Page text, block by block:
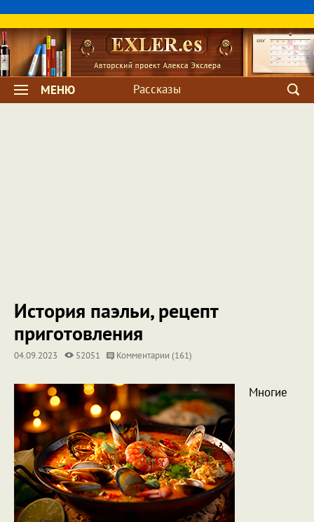
МЕНЮ Рассказы
История паэльи, рецепт
приготовления
04.09.2023 52051 Комментарии (161)
Многие